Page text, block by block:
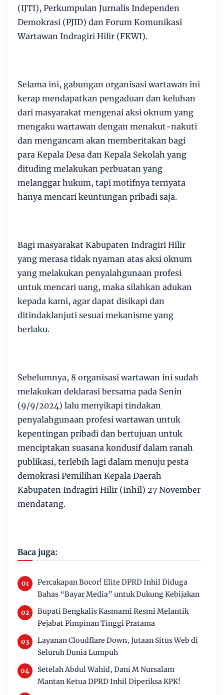
(IJTI), Perkumpulan Jurnalis Independen
Demokrasi (PJID) dan Forum Komunikasi
Wartawan Indragiri Hilir (FKWI).
Selama ini, gabungan organisasi wartawan ini
kerap mendapatkan pengaduan dan keluhan
dari masyarakat mengenai aksi oknum yang
mengaku wartawan dengan menakut-nakuti
dan mengancam akan memberitakan bagi
para Kepala Desa dan Kepala Sekolah yang
dituding melakukan perbuatan yang
melanggar hukum, tapi motifnya ternyata
hanya mencari keuntungan pribadi saja.
Bagi masyarakat Kabupaten Indragiri Hilir
yang merasa tidak nyaman atas aksi oknum
yang melakukan penyalahgunaan profesi
untuk mencari uang, maka silahkan adukan
kepada kami, agar dapat disikapi dan
ditindaklanjuti sesuai mekanisme yang
berlaku.
Sebelumnya, 8 organisasi wartawan ini sudah
melakukan deklarasi bersama pada Senin
(9/9/2024) lalu menyikapi tindakan
penyalahgunaan profesi wartawan untuk
kepentingan pribadi dan bertujuan untuk
menciptakan suasana kondusif dalam ranah
publikasi, terlebih lagi dalam menuju pesta
demokrasi Pemilihan Kepala Daerah
Kabupaten Indragiri Hilir (Inhil) 27 November
mendatang.
Baca juga:
Percakapan Bocor! Elite DPRD Inhil Diduga
Bahas “Bayar Media” untuk Dukung Kebijakan
Bupati Bengkalis Kasmarni Resmi Melantik
Pejabat Pimpinan Tinggi Pratama
Layanan Cloudflare Down, Jutaan Situs Web di
Seluruh Dunia Lumpuh
Setelah Abdul Wahid, Dani M Nursalam
Mantan Ketua DPRD Inhil Diperiksa KPK!